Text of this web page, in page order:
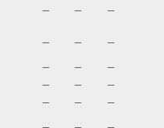
– –
–
– –
–
– –
–
– –
–
– –
–